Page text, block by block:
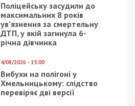
Поліцейську засудили до
максимальних 8 років
ув’язнення за смертельну
ДТП, у якій загинула 6-
річна дівчинка
4/08/2026 - 15:00
Вибухи на полігоні у
Хмельницькому: слідство
перевіряє дві версії